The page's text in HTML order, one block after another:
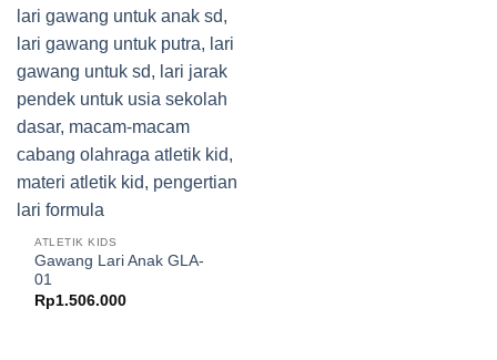
ATLETIK KIDS
Gawang Lari Anak GLA-
01
Rp1.506.000